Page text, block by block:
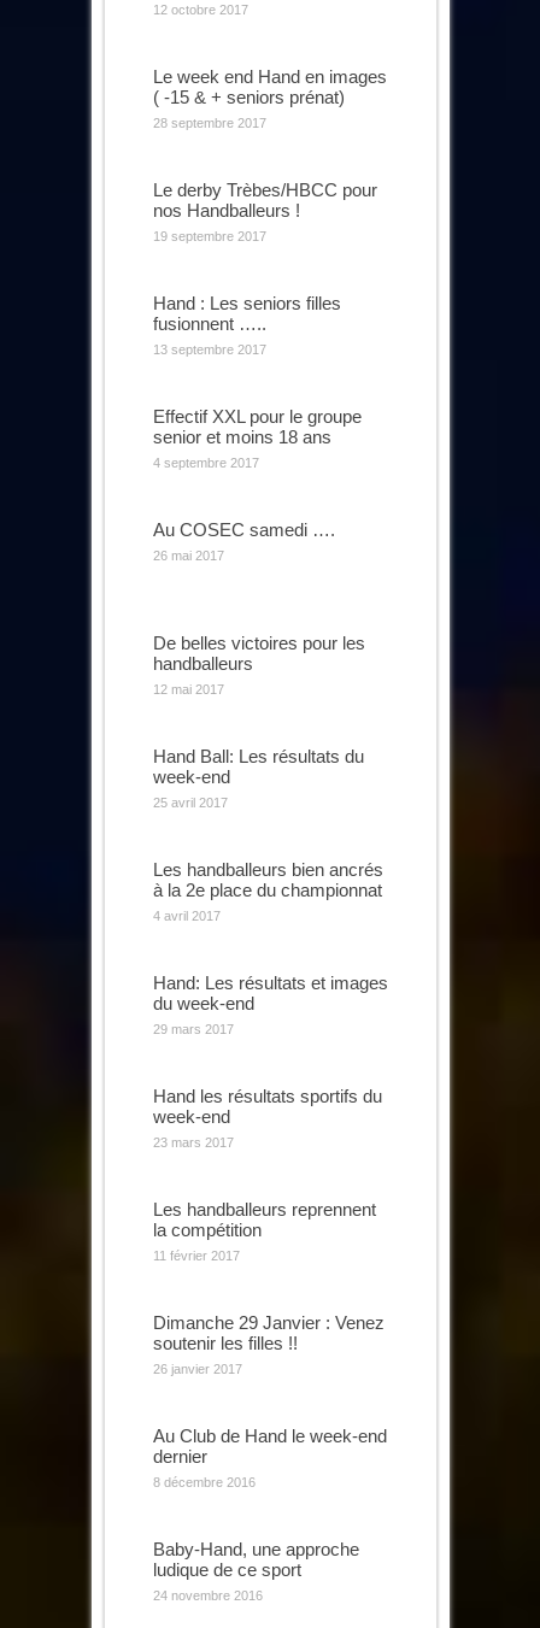
12 octobre 2017
Le week end Hand en images
( -15 & + seniors prénat)
28 septembre 2017
Le derby Trèbes/HBCC pour
nos Handballeurs !
19 septembre 2017
Hand : Les seniors filles
fusionnent …..
13 septembre 2017
Effectif XXL pour le groupe
senior et moins 18 ans
4 septembre 2017
Au COSEC samedi ….
26 mai 2017
De belles victoires pour les
handballeurs
12 mai 2017
Hand Ball: Les résultats du
week-end
25 avril 2017
Les handballeurs bien ancrés
à la 2e place du championnat
4 avril 2017
Hand: Les résultats et images
du week-end
29 mars 2017
Hand les résultats sportifs du
week-end
23 mars 2017
Les handballeurs reprennent
la compétition
11 février 2017
Dimanche 29 Janvier : Venez
soutenir les filles !!
26 janvier 2017
Au Club de Hand le week-end
dernier
8 décembre 2016
Baby-Hand, une approche
ludique de ce sport
24 novembre 2016